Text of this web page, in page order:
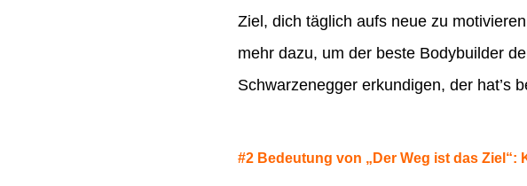
Ziel, dich täglich aufs neue zu
mehr dazu, um der beste Bodybuilder
Schwarzenegger erkundigen, der hat’s
#2 Bedeutung von „Der Weg ist das Ziel“: